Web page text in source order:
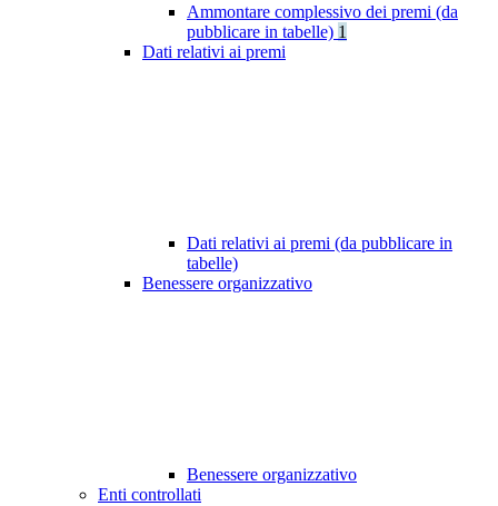
Ammontare complessivo dei premi (da
pubblicare in tabelle) 1
Dati relativi ai premi
Dati relativi ai premi (da pubblicare in
tabelle)
Benessere organizzativo
Benessere organizzativo
Enti controllati